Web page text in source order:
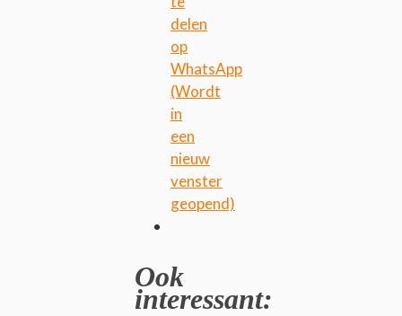
delen
op
WhatsApp
(Wordt
in
een
nieuw
venster
geopend)
Ook
interessant: